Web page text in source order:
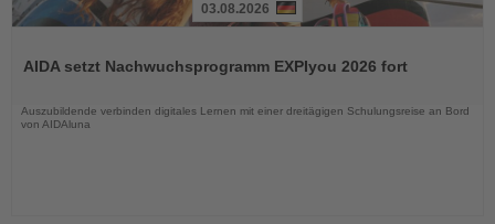
die
03.08.2026
AIDA setzt Nachwuchsprogramm EXPIyou 2026 fort
Auszubildende verbinden digitales Lernen mit einer dreitägigen Schulungsreise an Bord
von AIDAluna